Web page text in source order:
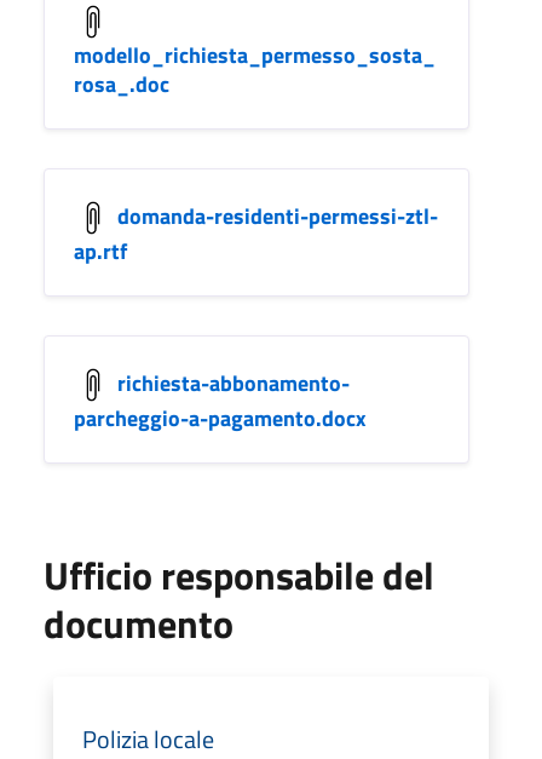
modello_richiesta_permesso_sosta_
rosa_.doc
domanda-residenti-permessi-ztl-
ap.rtf
richiesta-abbonamento-
parcheggio-a-pagamento.docx
Ufficio responsabile del
documento
Polizia locale